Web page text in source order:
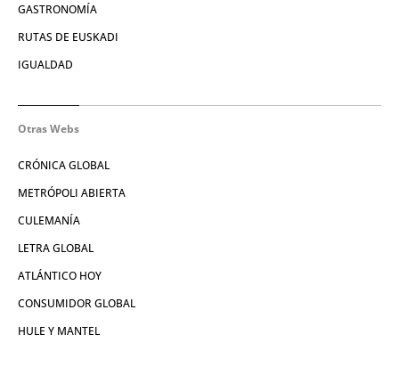
GASTRONOMÍA
RUTAS DE EUSKADI
IGUALDAD
Otras Webs
CRÓNICA GLOBAL
METRÓPOLI ABIERTA
CULEMANÍA
LETRA GLOBAL
ATLÁNTICO HOY
CONSUMIDOR GLOBAL
HULE Y MANTEL